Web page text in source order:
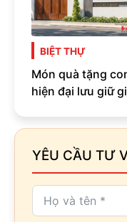
BIỆT THỰ
Món quà tặng
hiện đại lưu giữ
YÊU CẦU TƯ